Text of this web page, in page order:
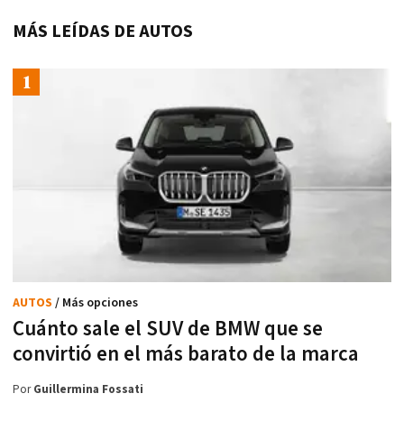
MÁS LEÍDAS DE AUTOS
Cuánto sale el SUV de BMW que se
convirtió en el más barato de la marca
AUTOS / Más opciones
PorGuillermina Fossati